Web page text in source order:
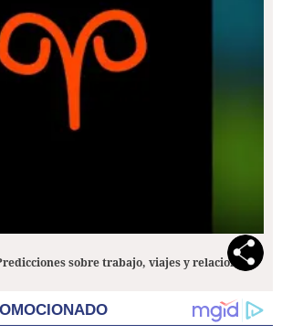
sobre trabajo, viajes y relaciones